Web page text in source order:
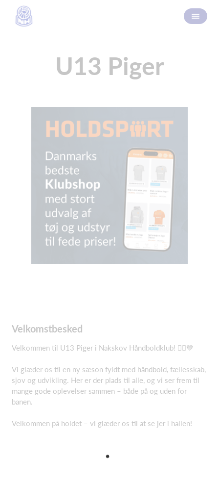
U13 Piger
Velkomstbesked
Velkommen til U13 Piger i Nakskov Håndboldklub! 🤾‍♀️💙
Vi glæder os til en ny sæson fyldt med håndbold, fællesskab,
sjov og udvikling. Her er der plads til alle, og vi ser frem til
mange gode oplevelser sammen – både på og uden for
banen.
Velkommen på holdet – vi glæder os til at se jer i hallen!